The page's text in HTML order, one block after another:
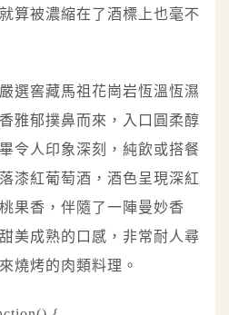
算被濃縮在了酒標上也毫不
選窖藏馬祖花崗岩恆溫恆濕
雅郁撲鼻而來，入口圓柔醇
令人印象深刻，純飲或搭餐
漆紅葡萄酒，酒色呈現深紅
果香，伴隨了一陣曼妙香
美成熟的口感，非常耐人尋
燒烤的肉類料理。